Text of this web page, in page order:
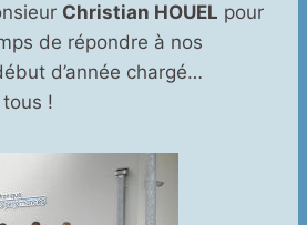
Christian HOUEL pour
de répondre à nos
d’année chargé…
!